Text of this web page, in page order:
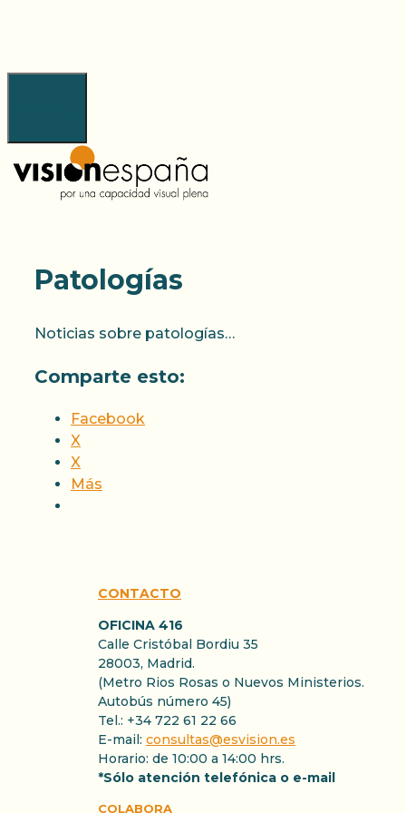
Patologías
Noticias sobre patologías…
Comparte esto:
Facebook
X
X
Más
CONTACTO
OFICINA 416
Calle Cristóbal Bordiu 35
28003, Madrid.
(Metro Rios Rosas o Nuevos Ministerios.
Autobús número 45)
Tel.: +34 722 61 22 66
E-mail: consultas@esvision.es
Horario: de 10:00 a 14:00 hrs.
*Sólo atención telefónica o e-mail
COLABORA